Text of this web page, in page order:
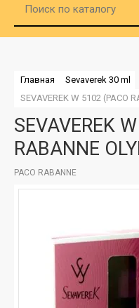
Главная
Sevaverek 30 ml
SEVAVEREK W 5102 (PACO
SEVAVEREK
RABANNE
PACO RABANNE